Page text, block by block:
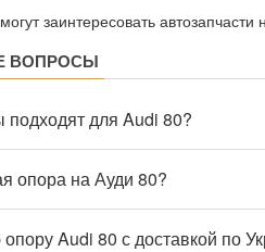
заинтересовать автозапчасти
ВОПРОСЫ
для Audi 80?
опора на Ауди 80?
Audi 80 с доставкой по